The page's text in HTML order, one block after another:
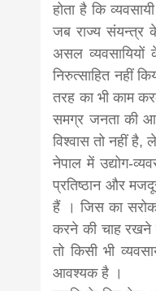
होता है कि
जब राज्य संयन्त्र
असल व्यवसायियों
निरुत्साहित नहीं
तरह का भी काम
समग्र जनता की
विश्वास तो नहीं है,
नेपाल में उद्योग-
प्रतिष्ठान और
हैं । जिस का
करने की चाह रखने
तो किसी भी
आवश्यक है ।